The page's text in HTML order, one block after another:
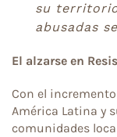
su
abusadas
El alzarse en
Con el
América Latina y
comunidades